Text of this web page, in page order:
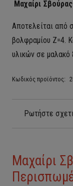
Μαχαίρι
Αποτελείται από
βολφραμίου Ζ=4.
υλικών σε μαλακό
Κωδικός προϊόντος:
Ρωτήστε
Μαχαίρι